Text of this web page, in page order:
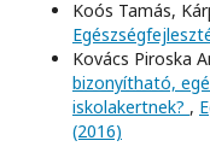
Koós Tamás,
Kovács Piroska
bizonyítható,
iskolakertnek? ,
(2016)